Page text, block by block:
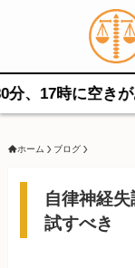
空きがあります。
ホーム ブログ
自律神経
試すべき